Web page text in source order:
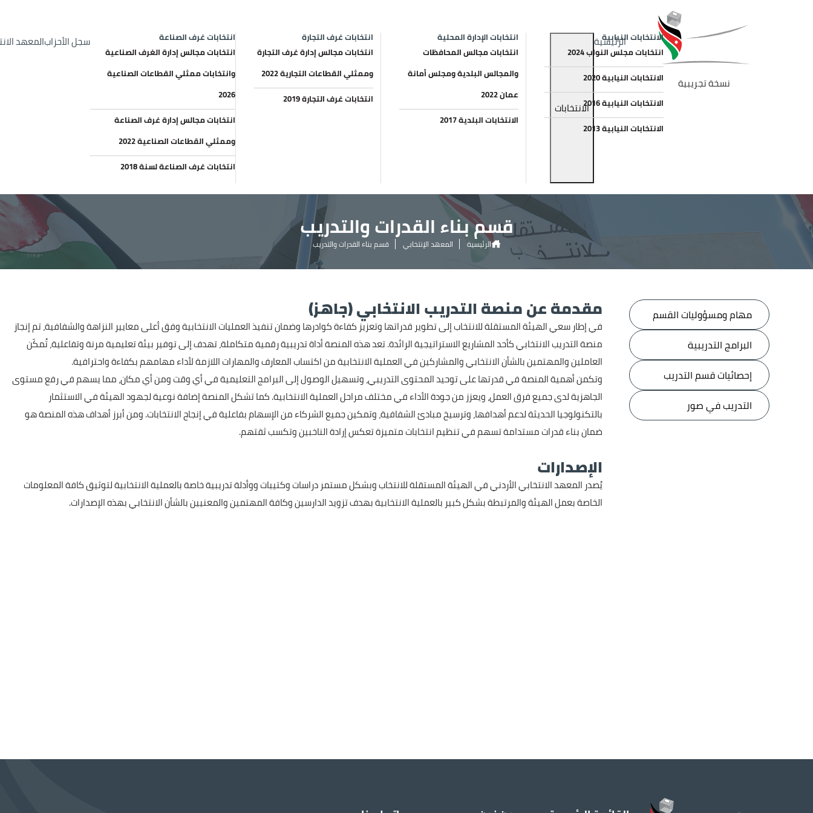
نسخة تجريبية
Main navigation
الرئيسية
الانتخابات
الانتخابات النيابية
انتخابات مجلس النواب 2024
الانتخابات النيابية 2020
الانتخابات النيابية 2016
الانتخابات النيابية 2013
انتخابات الإدارة المحلية
انتخابات مجالس المحافظات
والمجالس البلدية ومجلس أمانة
عمان 2022
الانتخابات البلدية 2017
انتخابات غرف التجارة
انتخابات مجالس إدارة غرف التجارة
وممثلي القطاعات التجارية 2022
انتخابات غرف التجارة 2019
انتخابات غرف الصناعة
انتخابات مجالس إدارة الغرف الصناعية
وانتخابات ممثلي القطاعات الصناعية
2026
انتخابات مجالس إدارة غرف الصناعة
وممثلي القطاعات الصناعية 2022
انتخابات غرف الصناعة لسنة 2018
سجل الأحزابالمعهد
قسم بناء القدرات والتدريب
الرئيسية المعهد الإنتخابي قسم بناء القدرات والتدريب
مقدمة عن منصة التدريب الانتخابي (جاهز)
في إطار سعي الهيئة المستقلة للانتخاب إلى تطوير قدراتها وتعزيز كفاءة كوادرها وضمان تنفيذ العمليات الانتخابية وفق أعلى معايير النزاهة والشفافية، تم إنجاز
منصة التدريب الانتخابي كأحد المشاريع الاستراتيجية الرائدة. تعد هذه المنصة أداة تدريبية رقمية متكاملة، تهدف إلى توفير بيئة تعليمية مرنة وتفاعلية، تُمكّن
العاملين والمهتمين بالشأن الانتخابي والمشاركين في العملية الانتخابية من اكتساب المعارف والمهارات اللازمة لأداء مهامهم بكفاءة واحترافية.
وتكمن أهمية المنصة في قدرتها على توحيد المحتوى التدريبي، وتسهيل الوصول إلى البرامج التعليمية في أي وقت ومن أي مكان، مما يسهم في رفع مستوى
الجاهزية لدى جميع فرق العمل، ويعزز من جودة الأداء في مختلف مراحل العملية الانتخابية. كما تشكل المنصة إضافة نوعية لجهود الهيئة في الاستثمار
بالتكنولوجيا الحديثة لدعم أهدافها، وترسيخ مبادئ الشفافية، وتمكين جميع الشركاء من الإسهام بفاعلية في إنجاح الانتخابات. ومن أبرز أهداف هذه المنصة هو
ضمان بناء قدرات مستدامة تسهم في تنظيم انتخابات متميزة تعكس إرادة الناخبين وتكسب ثقتهم.
الإصدارات
يُصدر المعهد الانتخابي الأردني في الهيئة المستقلة للانتخاب وبشكل مستمر دراسات وكتيبات ووأدلة تدريبية خاصة بالعملية الانتخابية لتوثيق كافة المعلومات
الخاصة بعمل الهيئة والمرتبطة بشكل كبير بالعملية الانتخابية بهدف تزويد الدارسين وكافة المهتمين والمعنيين بالشأن الانتخابي بهذه الإصدارات.
مهام ومسؤوليات القسم
البرامج التدريبية
إحصائيات قسم التدريب
التدريب في صور